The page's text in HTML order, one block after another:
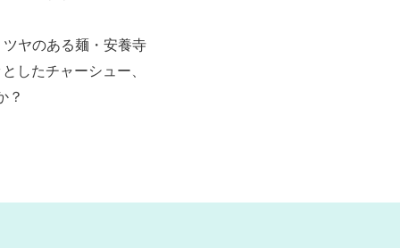
ヤのある麺・安養寺
したチャーシュー、
？